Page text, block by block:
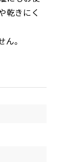
乾きにく
。